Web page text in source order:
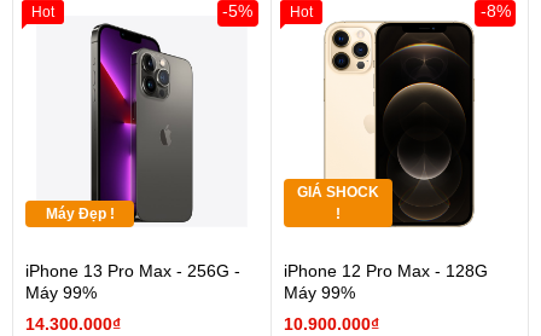
Máy Đẹp !
iPhone 13 Pro Max - 256G -
Máy 99%
14.300.000₫
-5%
Hot
GIÁ SHOCK
!
iPhone 12 Pro Max - 128G
Máy 99%
10.900.000₫
-8%
Hot